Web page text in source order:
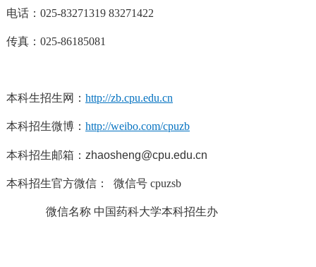
电话：025-83271319 83271422
传真：025-86185081
本科生招生网： http://zb.cpu.edu.cn
本科招生微博： http://weibo.com/cpuzb
本科招生邮箱：zhaosheng@cpu.edu.cn
本科招生官方微信： 微信号 cpuzsb
微信名称 中国药科大学本科招生办